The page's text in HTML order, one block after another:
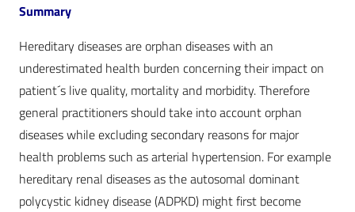
Summary
Hereditary diseases are orphan diseases with an
underestimated health burden concerning their impact on
patient´s live quality, mortality and morbidity. Therefore
general practitioners should take into account orphan
diseases while excluding secondary reasons for major
health problems such as arterial hypertension. For example
hereditary renal diseases as the autosomal dominant
polycystic kidney disease (ADPKD) might first become